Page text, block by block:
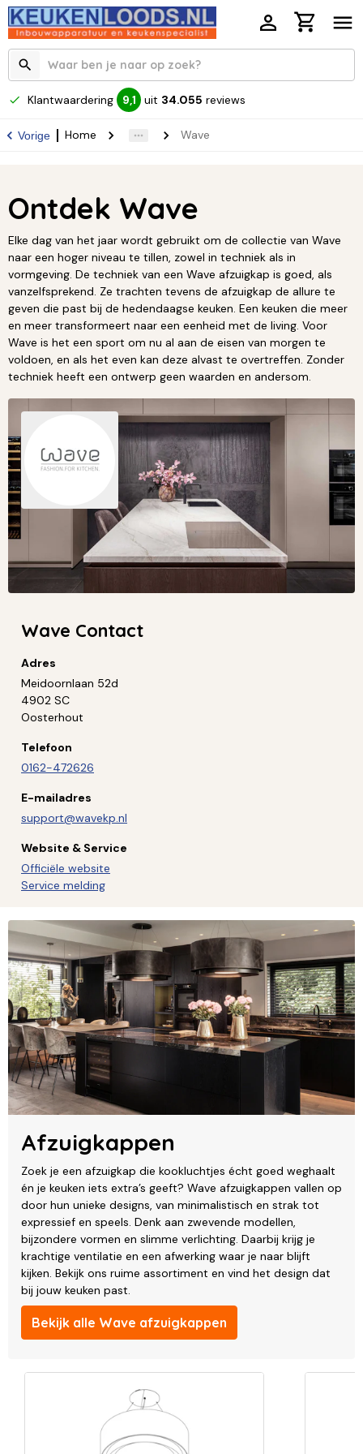
Klantwaardering 9,1 uit 34.055 reviews
Vorige Home Wave
Ontdek Wave
Elke dag van het jaar wordt gebruikt om de collectie van Wave
naar een hoger niveau te tillen, zowel in techniek als in
vormgeving. De techniek van een Wave afzuigkap is goed, als
vanzelfsprekend. Ze trachten tevens de afzuigkap de allure te
geven die past bij de hedendaagse keuken. Een keuken die meer
en meer transformeert naar een eenheid met de living. Voor
Wave is het een sport om nu al aan de eisen van morgen te
voldoen, en als het even kan deze alvast te overtreffen. Zonder
techniek heeft een ontwerp geen waarden en andersom.
Wave Contact
Adres
Meidoornlaan 52d
4902 SC
Oosterhout
Telefoon
0162-472626
E-mailadres
support@wavekp.nl
Website & Service
Officiële website
Service melding
Afzuigkappen
Zoek je een afzuigkap die kookluchtjes écht goed weghaalt
én je keuken iets extra’s geeft? Wave afzuigkappen vallen op
door hun unieke designs, van minimalistisch en strak tot
expressief en speels. Denk aan zwevende modellen,
bijzondere vormen en slimme verlichting. Daarbij krijg je
krachtige ventilatie en een afwerking waar je naar blijft
kijken. Bekijk ons ruime assortiment en vind het design dat
bij jouw keuken past.
Bekijk alle Wave afzuigkappen